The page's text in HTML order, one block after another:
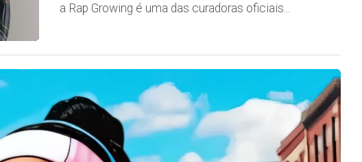
a Rap Growing é uma das curadoras oficiais...